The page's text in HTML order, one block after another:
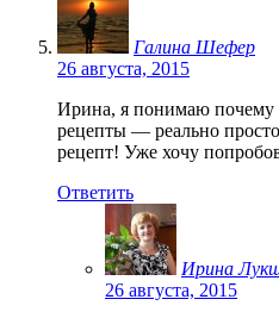
Галина Шефер
26 августа, 2015
Ирина, я понимаю почему
рецепты — реально
рецепт! Уже хочу
Ответить
Ирина
26 августа, 2015